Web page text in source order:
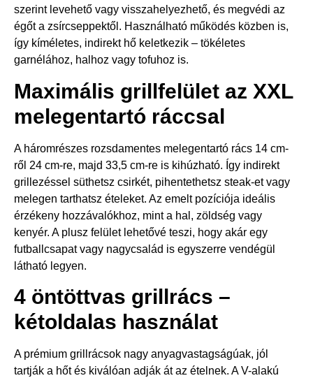
szerint levehető vagy visszahelyezhető, és megvédi az
égőt a zsírcseppektől. Használható működés közben is,
így kíméletes, indirekt hő keletkezik – tökéletes
garnélához, halhoz vagy tofuhoz is.
Maximális grillfelület az XXL
melegentartó ráccsal
A háromrészes rozsdamentes melegentartó rács 14 cm-
ről 24 cm-re, majd 33,5 cm-re is kihúzható. Így indirekt
grillezéssel süthetsz csirkét, pihentethetsz steak-et vagy
melegen tarthatsz ételeket. Az emelt pozíciója ideális
érzékeny hozzávalókhoz, mint a hal, zöldség vagy
kenyér. A plusz felület lehetővé teszi, hogy akár egy
futballcsapat vagy nagycsalád is egyszerre vendégül
látható legyen.
4 öntöttvas grillrács –
kétoldalas használat
A prémium grillrácsok nagy anyagvastagságúak, jól
tartják a hőt és kiválóan adják át az ételnek. A V-alakú